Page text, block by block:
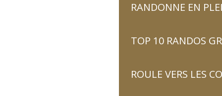
RANDONNE EN
TOP 10 RANDOS
ROULE VERS LES